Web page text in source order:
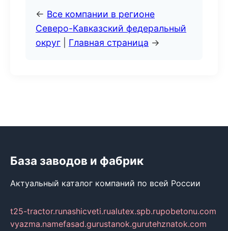
← Все компании в регионе
Северо-Кавказский федеральный
округ
Главная страница →
База заводов и фабрик
Актуальный каталог компаний по всей России
t25-tractor.runashicveti.rualutex.spb.rupobetonu.com
vyazma.namefasad.gurustanok.gurutehznatok.com